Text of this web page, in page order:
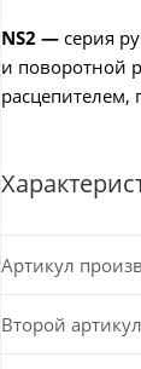
NS2 — серия
и поворотной
расцепителем,
Артикул
Второй